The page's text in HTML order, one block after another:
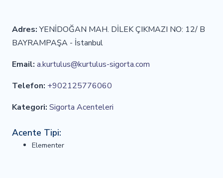
Adres:YENİDOĞAN MAH. DİLEK ÇIKMAZI NO: 12/ B
BAYRAMPAŞA - İstanbul
Email: a.kurtulus@kurtulus-sigorta.com
Telefon: +902125776060
Kategori: Sigorta Acenteleri
Acente Tipi:
Elementer